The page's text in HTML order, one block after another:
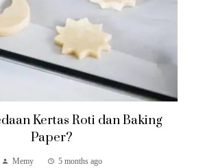
Kertas Roti dan Baking
Paper?
Memy 5 months ago